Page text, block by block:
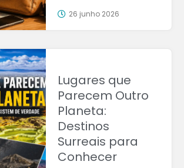
26 junho 2026
Lugares que
Parecem Outro
Planeta:
Destinos
Surreais para
Conhecer